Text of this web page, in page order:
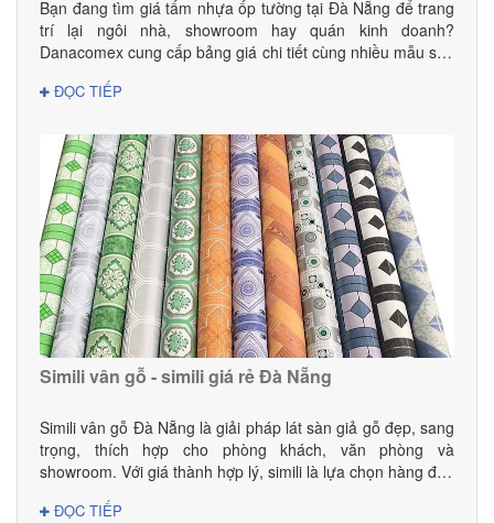
Bạn đang tìm giá tấm nhựa ốp tường tại Đà Nẵng để trang
trí lại ngôi nhà, showroom hay quán kinh doanh?
Danacomex cung cấp bảng giá chi tiết cùng nhiều mẫu sản
ĐỌC TIẾP
Simili vân gỗ - simili giá rẻ Đà Nẵng
Simili vân gỗ Đà Nẵng là giải pháp lát sàn giả gỗ đẹp, sang
trọng, thích hợp cho phòng khách, văn phòng và
showroom. Với giá thành hợp lý, simili là lựa chọn hàng đầu
ĐỌC TIẾP